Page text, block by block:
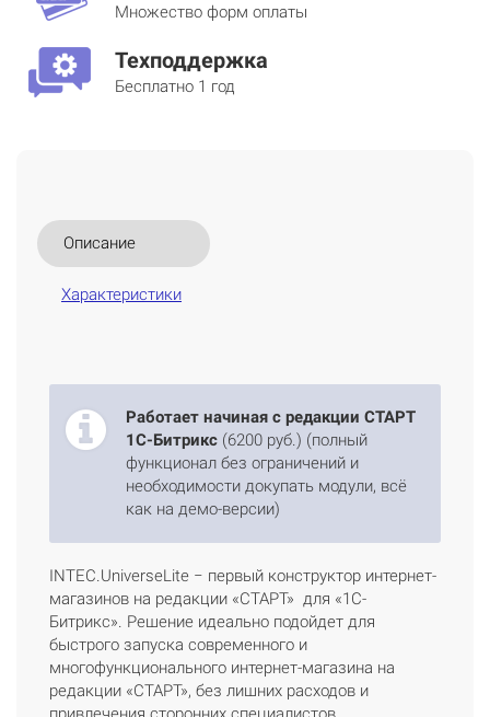
Множество форм оплаты
Техподдержка
Бесплатно 1 год
Описание
Характеристики
Работает начиная с редакции СТАРТ
1С-Битрикс (6200 руб.) (полный
функционал без ограничений и
необходимости докупать модули, всё
как на демо-версии)
INTEC.UniverseLite − первый конструктор интернет-
магазинов на редакции «СТАРТ» для «1C-
Битрикс». Решение идеально подойдет для
быстрого запуска современного и
многофункционального интернет-магазина на
редакции «СТАРТ», без лишних расходов и